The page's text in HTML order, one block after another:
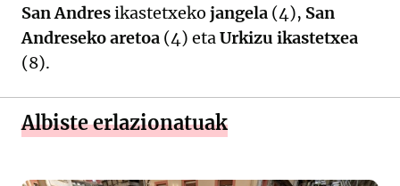
San Andresikastetxeko jangela (4), San
Andreseko aretoa (4) etaUrkizu ikastetxea
(8).
Albiste erlazionatuak